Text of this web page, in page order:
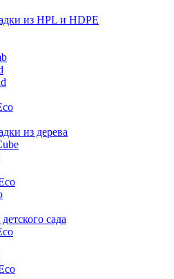
из HPL и HDPE
из дерева
сада